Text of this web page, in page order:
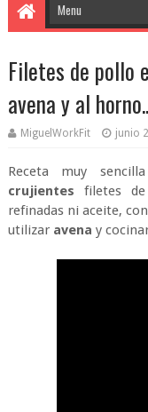
Filetes de pollo
avena y al
MiguelWorkFit junio
Receta muy
crujientesfiletes
refinadas ni aceite,
utilizar avena y